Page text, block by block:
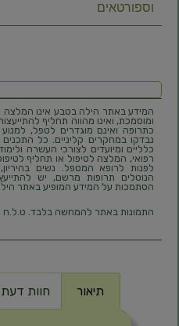
וספורטאים
המידע באתר הילה בטבע אינו המלצה
ומוסמכת, ואינו מהווה תחליף
כתרופה ואינם מוגדרים לטפל,
נבדקו במחקרים קליניים. כל
כלליים ומיועדים לצורכי העשרה
רפואי, המלצה לטיפול או תחליף
לפנות לרופא המטפל. נשים
הנוטלים תרופות מרשם, יש
הסתמכות על המידע המופיע באתר
התמונות באתר להמחשה בלבד. ט.ל.ח
תיאור חוות דעת